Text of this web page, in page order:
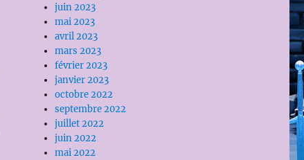
juin 2023
mai 2023
avril 2023
mars 2023
février 2023
janvier 2023
octobre 2022
septembre 2022
juillet 2022
juin 2022
mai 2022